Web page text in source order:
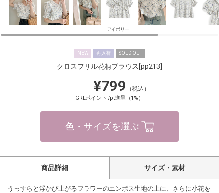
アイボリー
NEW 再入荷 SOLD OUT
クロスフリル花柄ブラウス [pp213]
¥799 （税込）
GRLポイント7pt進呈（1%）
色・サイズを選ぶ
商品詳細 サイズ・素材
うっすらと浮かび上がるフラワーのエンボス生地の上に、さらに小花を